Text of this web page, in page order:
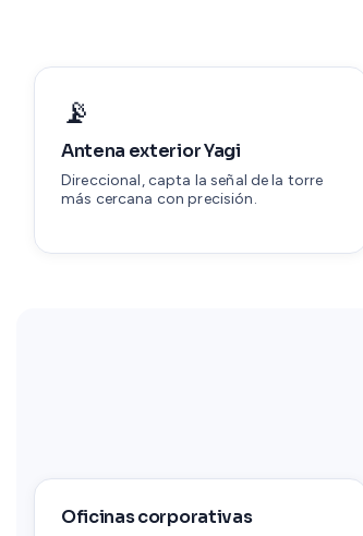
📡
Antena exterior Yagi
Direccional, capta la señal de la torre
más cercana con precisión.
Oficinas corporativas